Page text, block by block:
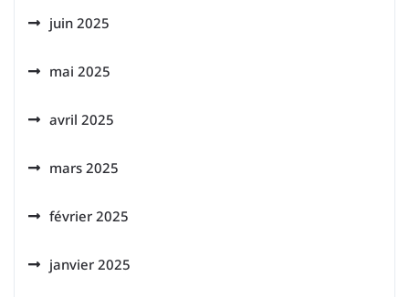
juin 2025
mai 2025
avril 2025
mars 2025
février 2025
janvier 2025